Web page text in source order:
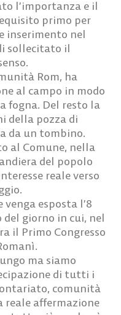
l’importanza e il
primo per
inserimento nel
sollecitato il
Rom, ha
al campo in modo
fogna. Del resto la
della pozza di
da un tombino.
al Comune, nella
del popolo
reale verso
esposta l’8
giorno in cui, nel
il Primo Congresso
ma siamo
di tutti i
comunità
reale affermazione